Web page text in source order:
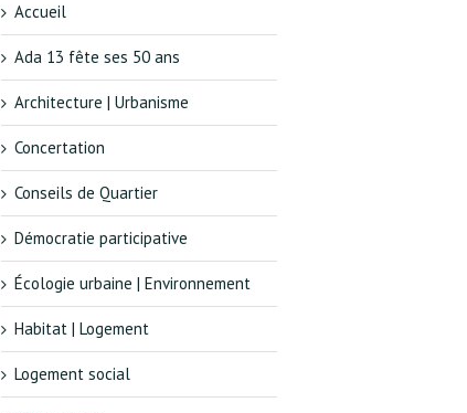
Accueil
Ada 13 fête ses 50 ans
Architecture | Urbanisme
Concertation
Conseils de Quartier
Démocratie participative
Écologie urbaine | Environnement
Habitat | Logement
Logement social